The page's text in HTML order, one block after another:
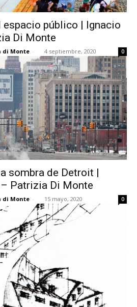
espacio público | Ignacio
Di Monte
di Monte - 4 septiembre, 2020 0
sombra de Detroit |
Patrizia Di Monte
di Monte - 15 mayo, 2020 0